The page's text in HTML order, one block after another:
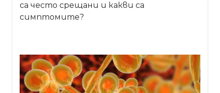
са често срещани и какви са
симптомите?